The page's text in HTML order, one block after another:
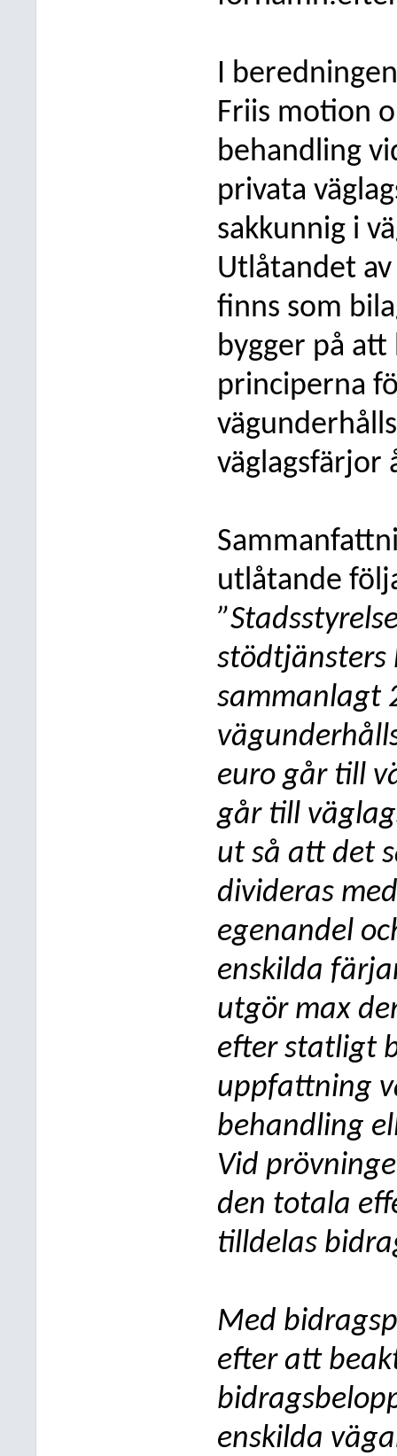
I
Friis motion
behandling
privata
sakkunnig i
Utlåtandet av
finns som
bygger på
principerna
väglagsfärjor
utlåtande
stödtjänsters
sammanlagt
euro går till
går till
ut så att det
divideras
egenandel
enskilda
utgör max
efter statligt
uppfattning
behandling
Vid
den totala
tilldelas
Med
efter att
enskilda